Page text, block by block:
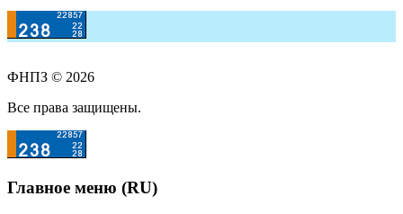
ФНПЗ © 2026
Все права защищены.
Главное меню (RU)